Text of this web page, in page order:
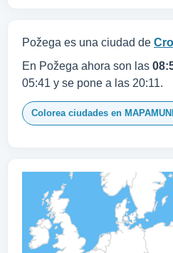
Požega es una ciudad de
En Požega ahora son las
05:41 y se pone a las 20:11.
Colorea ciudades en